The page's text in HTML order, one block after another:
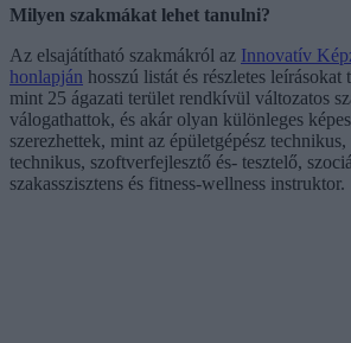
Milyen szakmákat lehet tanulni?
Az elsajátítható szakmákról az Innovatív
honlapján hosszú listát és részletes
mint 25 ágazati terület rendkívül változatos
válogathattok, és akár olyan különleges
szerezhettek, mint az épületgépész
technikus, szoftverfejlesztő és- tesztelő,
szakasszisztens és fitness-wellness instruktor.